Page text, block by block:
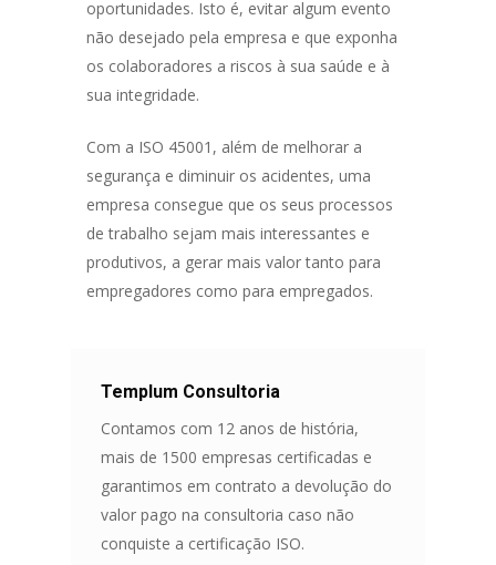
oportunidades. Isto é, evitar algum evento
não desejado pela empresa e que exponha
os colaboradores a riscos à sua saúde e à
sua integridade.
Com a ISO 45001, além de melhorar a
segurança e diminuir os acidentes, uma
empresa consegue que os seus processos
de trabalho sejam mais interessantes e
produtivos, a gerar mais valor tanto para
empregadores como para empregados.
Templum Consultoria
Contamos com 12 anos de história,
mais de 1500 empresas certificadas e
garantimos em contrato a devolução do
valor pago na consultoria caso não
conquiste a certificação ISO.